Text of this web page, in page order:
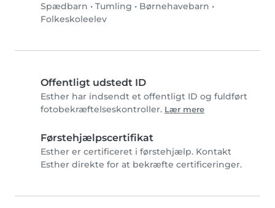
Spædbarn • Tumling • Børnehavebarn •
Folkeskoleelev
Offentligt udstedt ID
Esther har indsendt et offentligt ID og fuldført
fotobekræftelseskontroller. Lær mere
Førstehjælpscertifikat
Esther er certificeret i førstehjælp. Kontakt
Esther direkte for at bekræfte certificeringer.